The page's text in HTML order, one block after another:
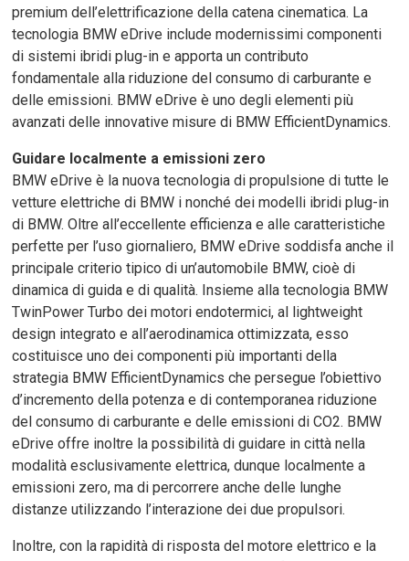
premium dell’elettrificazione della catena cinematica. La
tecnologia BMW eDrive include modernissimi componenti
di sistemi ibridi plug-in e apporta un contributo
fondamentale alla riduzione del consumo di carburante e
delle emissioni. BMW eDrive è uno degli elementi più
avanzati delle innovative misure di BMW EfficientDynamics.
Guidare localmente a emissioni zero
BMW eDrive è la nuova tecnologia di propulsione di tutte le
vetture elettriche di BMW i nonché dei modelli ibridi plug-in
di BMW. Oltre all’eccellente efficienza e alle caratteristiche
perfette per l’uso giornaliero, BMW eDrive soddisfa anche il
principale criterio tipico di un’automobile BMW, cioè di
dinamica di guida e di qualità. Insieme alla tecnologia BMW
TwinPower Turbo dei motori endotermici, al lightweight
design integrato e all’aerodinamica ottimizzata, esso
costituisce uno dei componenti più importanti della
strategia BMW EfficientDynamics che persegue l’obiettivo
d’incremento della potenza e di contemporanea riduzione
del consumo di carburante e delle emissioni di CO2. BMW
eDrive offre inoltre la possibilità di guidare in città nella
modalità esclusivamente elettrica, dunque localmente a
emissioni zero, ma di percorrere anche delle lunghe
distanze utilizzando l’interazione dei due propulsori.
Inoltre, con la rapidità di risposta del motore elettrico e la